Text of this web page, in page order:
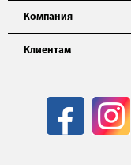
Компания
Клиентам